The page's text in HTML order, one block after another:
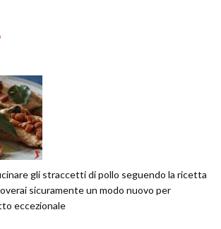
gli straccetti di pollo seguendo la ricetta
sicuramente un modo nuovo per
eccezionale